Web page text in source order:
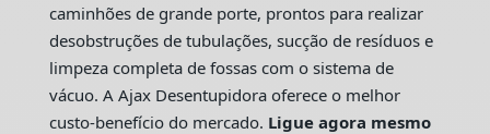
caminhões de grande porte, prontos para realizar
desobstruções de tubulações, sucção de resíduos e
limpeza completa de fossas com o sistema de
vácuo. A Ajax Desentupidora oferece o melhor
custo-benefício do mercado. Ligue agora mesmo